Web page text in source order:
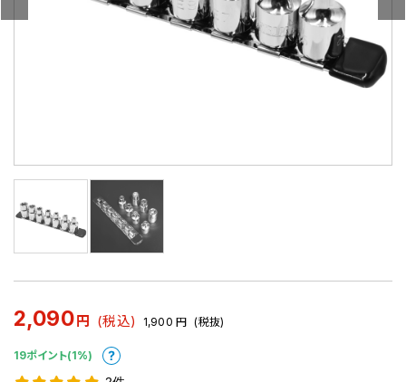
2,090 円 (税込) 1,900 円 (税抜)
19ポイント(1%)